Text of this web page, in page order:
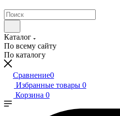
Каталог
По всему сайту
По каталогу
Сравнение0
Избранные товары 0
Корзина 0